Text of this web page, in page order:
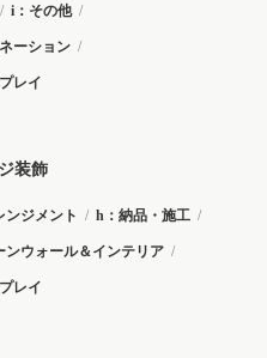
/ i：その他 /
ーション /
レイ
装飾
ンジメント / h：納品・施工 /
ンウォール＆インテリア /
レイ